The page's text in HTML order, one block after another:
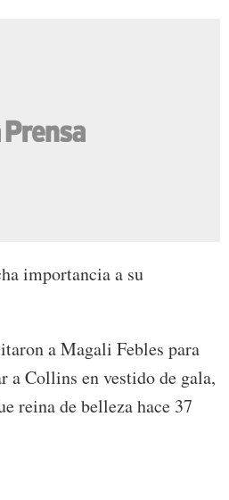
importancia a su
a Magali Febles para
a Collins en vestido de gala,
reina de belleza hace 37